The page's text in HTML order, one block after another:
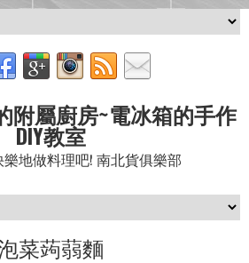
附屬廚房~電冰箱的手作
DIY教室
樂地做料理吧! 南北貨俱樂部
菜蒟蒻麵